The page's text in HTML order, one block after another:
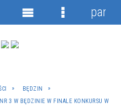
BĘDZIN
3 W BĘDZINIE W FINALE KONKURSU W
Menu
Menu
panel